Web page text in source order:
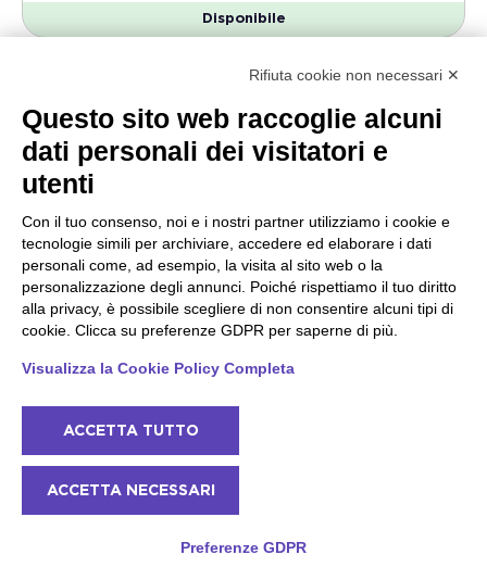
Disponibile
Lezione di Yoga in gruppo in esterna con
vista sul Lago di Garda
Cosa c'è di meglio che praticare yoga all'aperto nello
Rifiuta cookie non necessari ✕
Questo sito web raccoglie alcuni
dati personali dei visitatori e
utenti
Con il tuo consenso, noi e i nostri partner utilizziamo i cookie e
tecnologie simili per archiviare, accedere ed elaborare i dati
personali come, ad esempio, la visita al sito web o la
personalizzazione degli annunci. Poiché rispettiamo il tuo diritto
alla privacy, è possibile scegliere di non consentire alcuni tipi di
cookie. Clicca su preferenze GDPR per saperne di più.
Visualizza la Cookie Policy Completa
ACCETTA TUTTO
ACCETTA NECESSARI
Preferenze GDPR